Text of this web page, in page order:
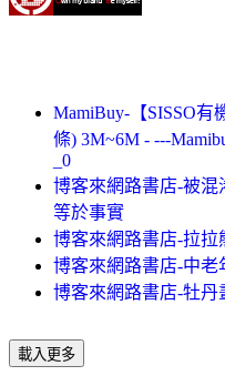
MamiBuy-【SISSO
條) 3M~6M - ---
_0
博客來網路書店-被混
等於事實
博客來網路書店-拉拉
博客來網路書店-中老
博客來網路書店-牡丹
載入更多